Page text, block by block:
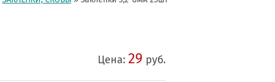
Цена: 29 руб.